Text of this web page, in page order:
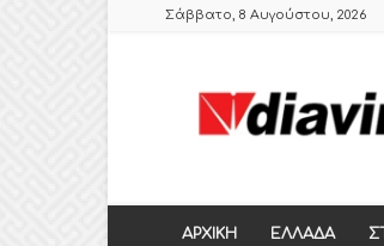
Σάββατο, 8 Αυγούστου, 2026
ΕΒΔΟΜΑΔΙΑΙΑ
ΠΟΛΙΤΙΚΗ
ΕΛΛΑΔΑΣ,
ΑΡΧΙΚΗ ΕΛΛΑΔΑ